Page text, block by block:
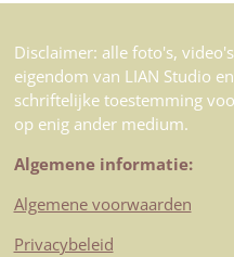
Disclaimer: alle foto's,
eigendom van LIAN Studio
schriftelijke toestemming
op enig ander medium.
Algemene informatie:
Algemene voorwaarden
Privacybeleid